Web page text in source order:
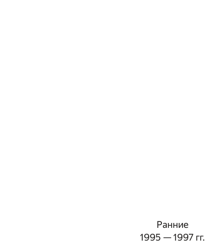
Ранние
1995 — 1997 гг.